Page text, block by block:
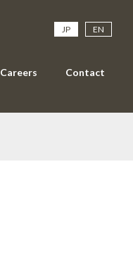
JP EN
Careers Contact